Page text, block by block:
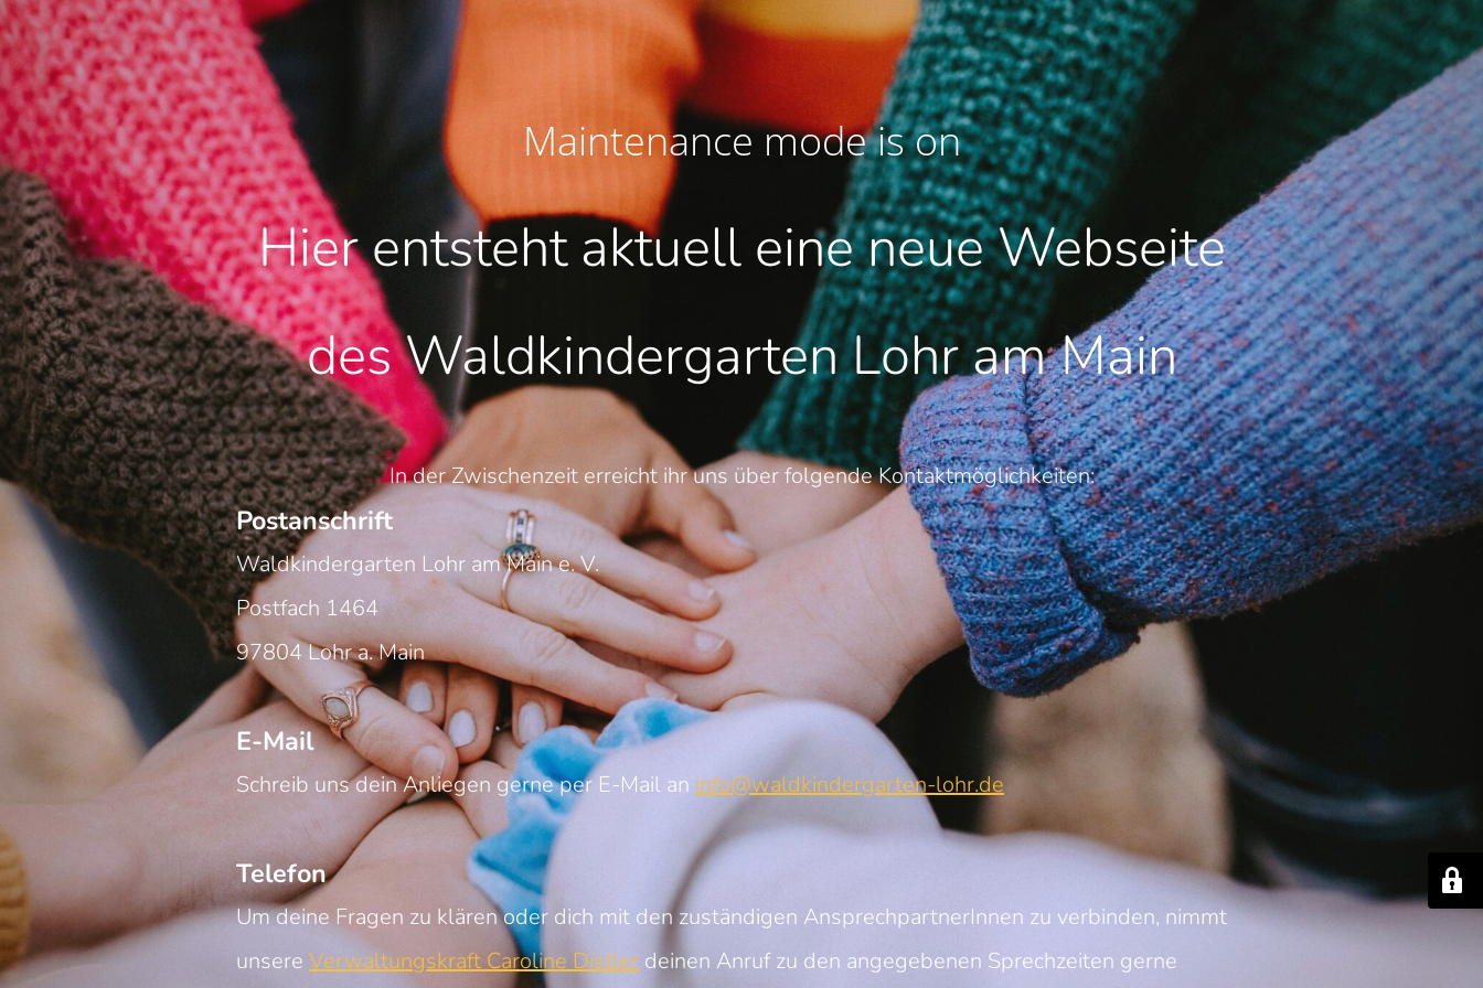
Maintenance mode is on
Hier entsteht aktuell eine neue Webseite
des Waldkindergarten Lohr am Main
In der Zwischenzeit erreicht ihr uns über folgende Kontaktmöglichkeiten:
Postanschrift
Waldkindergarten Lohr am Main e. V.
Postfach 1464
97804 Lohr a. Main
E-Mail
Schreib uns dein Anliegen gerne per E-Mail an info@waldkindergarten-lohr.de
Telefon
Um deine Fragen zu klären oder dich mit den zuständigen AnsprechpartnerInnen zu verbinden, nimmt
unsere Verwaltungskraft Caroline Distler deinen Anruf zu den angegebenen Sprechzeiten gerne